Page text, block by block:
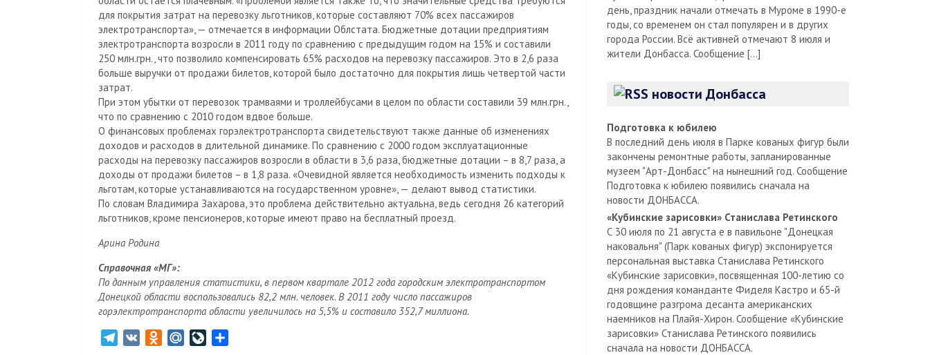
для покрытия затрат на перевозку льготников, которые составляют 70% всех пассажиров
электротранспорта», — отмечается в информации Облстата. Бюджетные дотации предприятиям
электротранспорта возросли в 2011 году по сравнению с предыдущим годом на 15% и составили
250 млн.грн., что позволило компенсировать 65% расходов на перевозку пассажиров. Это в 2,6 раза
больше выручки от продажи билетов, которой было достаточно для покрытия лишь четвертой части
затрат.
При этом убытки от перевозок трамваями и троллейбусами в целом по области составили 39 млн.грн.,
что по сравнению с 2010 годом вдвое больше.
О финансовых проблемах горэлектротранспорта свидетельствуют также данные об изменениях
доходов и расходов в длительной динамике. По сравнению с 2000 годом эксплуатационные
расходы на перевозку пассажиров возросли в области в 3,6 раза, бюджетные дотации – в 8,7 раза, а
доходы от продажи билетов – в 1,8 раза. «Очевидной является необходимость изменить подходы к
льготам, которые устанавливаются на государственном уровне», — делают вывод статистики.
По словам Владимира Захарова, это проблема действительно актуальна, ведь сегодня 26 категорий
льготников, кроме пенсионеров, которые имеют право на бесплатный проезд.
Арина Родина
Справочная «МГ»:
По данным управления статистики, в первом квартале 2012 года городским электротранспортом
Донецкой области воспользовались 82,2 млн. человек. В 2011 году число пассажиров
горэлектротранспорта области увеличилось на 5,5% и составило 352,7 миллиона.
M
день, праздник начали отмечать в Муроме в 1990-е
годы, со временем он стал популярен и в других
города России. Всё активней отмечают 8 июля и
жители Донбасса. Сообщение […]
новости Донбасса
Подготовка к юбилею
В последний день июля в Парке кованых фигур были
закончены ремонтные работы, запланированные
музеем "Арт-Донбасс" на нынешний год. Сообщение
Подготовка к юбилею появились сначала на
новости ДОНБАССА.
«Кубинские зарисовки» Станислава Ретинского
С 30 июля по 21 августа е в павильоне "Донецкая
наковальня" (Парк кованых фигур) экспонируется
персональная выставка Станислава Ретинского
«Кубинские зарисовки», посвященная 100-летию со
дня рождения команданте Фиделя Кастро и 65-й
годовщине разгрома десанта американских
наемников на Плайя-Хирон. Сообщение «Кубинские
зарисовки» Станислава Ретинского появились
сначала на новости ДОНБАССА.